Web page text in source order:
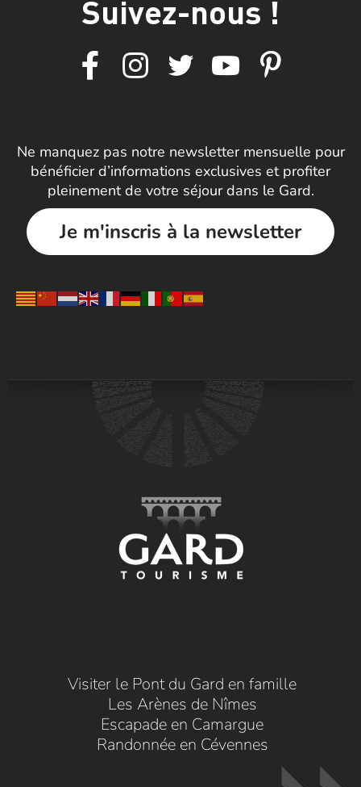
Suivez-nous !
Ne manquez pas notre newsletter mensuelle pour
bénéficier d’informations exclusives et profiter
pleinement de votre séjour dans le Gard.
Je m'inscris à la newsletter
Visiter le Pont du Gard en famille
Les Arènes de Nîmes
Escapade en Camargue
Randonnée en Cévennes